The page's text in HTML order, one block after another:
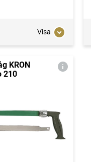
Visa
KRON
210